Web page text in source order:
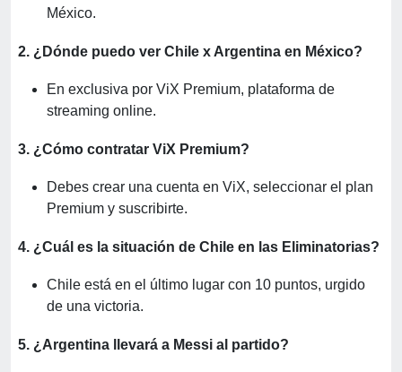
México.
2. ¿Dónde puedo ver Chile x Argentina en México?
En exclusiva por ViX Premium, plataforma de
streaming online.
3. ¿Cómo contratar ViX Premium?
Debes crear una cuenta en ViX, seleccionar el plan
Premium y suscribirte.
4. ¿Cuál es la situación de Chile en las Eliminatorias?
Chile está en el último lugar con 10 puntos, urgido
de una victoria.
5. ¿Argentina llevará a Messi al partido?